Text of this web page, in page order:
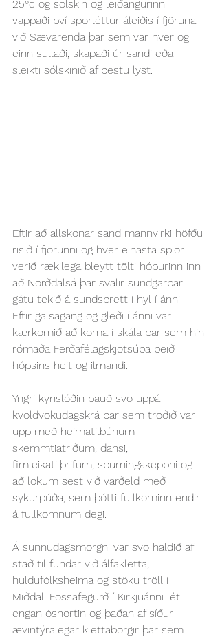
25°c og sólskin og leiðangurinn
vappaði því sporléttur áleiðis í fjöruna
við Sævarenda þar sem var hver og
einn sullaði, skapaði úr sandi eða
sleikti sólskinið af bestu lyst.
Eftir að allskonar sand mannvirki höfðu
risið í fjörunni og hver einasta spjör
verið rækilega bleytt tölti hópurinn inn
að Norðdalsá þar svalir sundgarpar
gátu tekið á sundsprett í hyl í ánni.
Eftir galsagang og gleði í ánni var
kærkomið að koma í skála þar sem hin
rómaða Ferðafélagskjötsúpa beið
hópsins heit og ilmandi.
Yngri kynslóðin bauð svo uppá
kvöldvökudagskrá þar sem troðið var
upp með heimatilbúnum
skemmtiatriðum, dansi,
fimleikatilþrifum, spurningakeppni og
að lokum sest við varðeld með
sykurpúða, sem þótti fullkominn endir
á fullkomnum degi.
Á sunnudagsmorgni var svo haldið af
stað til fundar við álfakletta,
huldufólksheima og stöku tröll í
Miðdal. Fossafegurð í Kirkjuánni lét
engan ósnortin og þaðan af síður
ævintýralegar klettaborgir þar sem